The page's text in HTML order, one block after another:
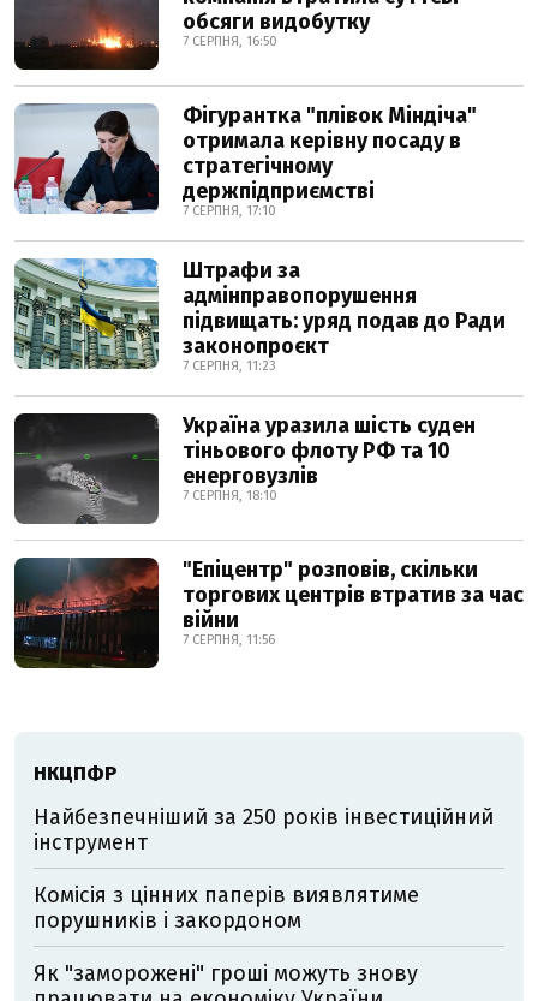
обсяги видобутку
7 СЕРПНЯ, 16:50
Фігурантка "плівок Міндіча"
отримала керівну посаду в
стратегічному
держпідприємстві
7 СЕРПНЯ, 17:10
Штрафи за
адмінправопорушення
підвищать: уряд подав до Ради
законопроєкт
7 СЕРПНЯ, 11:23
Україна уразила шість суден
тіньового флоту РФ та 10
енерговузлів
7 СЕРПНЯ, 18:10
"Епіцентр" розповів, скільки
торгових центрів втратив за час
війни
7 СЕРПНЯ, 11:56
НКЦПФР
Найбезпечніший за 250 років інвестиційний
інструмент
Комісія з цінних паперів виявлятиме
порушників і закордоном
Як "заморожені" гроші можуть знову